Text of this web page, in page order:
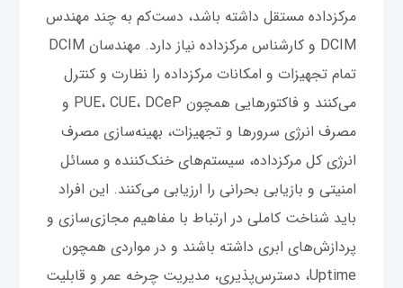
مرکز‌داده مستقل داشته باشد، دست‌کم به چند مهندس
DCIM و کارشناس مرکز‌داده نیاز دارد. مهندسان DCIM
تمام تجهیزات و امکانات مرکز‌داده را نظارت و کنترل
می‌کنند و فاکتورهایی همچون PUE، CUE، DCeP و
مصرف انرژی سرورها و تجهیزات، بهینه‌سازی مصرف
انرژی کل مرکز‌داده، سیستم‌های خنک‌کننده و مسائل
امنیتی و بازیابی بحرانی را ارزیابی می‌کنند. این افراد
باید شناخت کاملی در ارتباط با مفاهیم مجازی‌سازی و
پردازش‌های ابری داشته باشند و در مواردی همچون
Uptime، دسترس‌پذیری، مدیریت چرخه عمر و قابلیت